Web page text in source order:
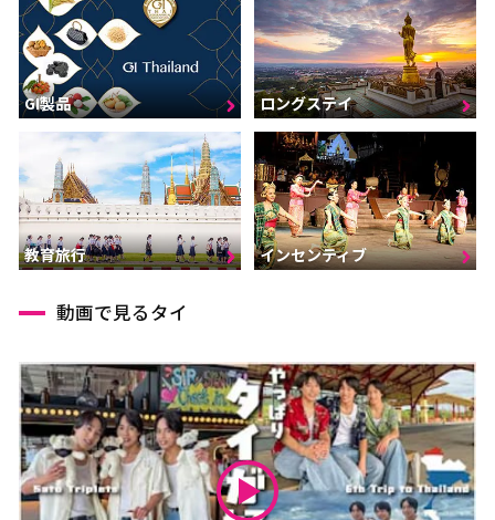
GI製品 ロングステイ
教育旅行 インセンティブ
動画で見るタイ